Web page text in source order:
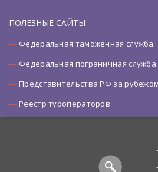
ПОЛЕЗНЫЕ САЙТЫ
Федеральная таможенная служба
Федеральная пограничная служба
Представительства РФ за рубежом
Реестр туроператоров